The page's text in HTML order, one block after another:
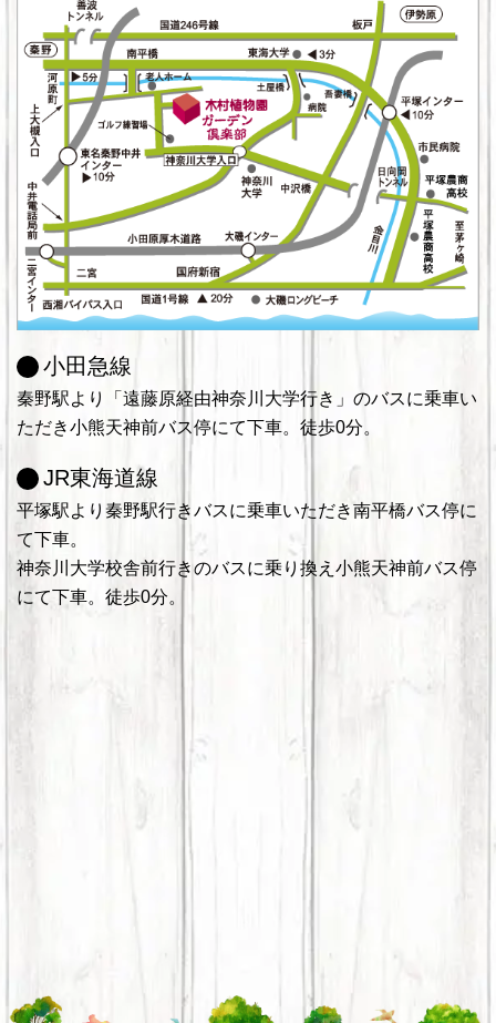
小田急線
秦野駅より「遠藤原経由神奈川大学行き」のバスに乗車い
ただき小熊天神前バス停にて下車。徒歩0分。
JR東海道線
平塚駅より秦野駅行きバスに乗車いただき南平橋バス停に
て下車。
神奈川大学校舎前行きのバスに乗り換え小熊天神前バス停
にて下車。徒歩0分。